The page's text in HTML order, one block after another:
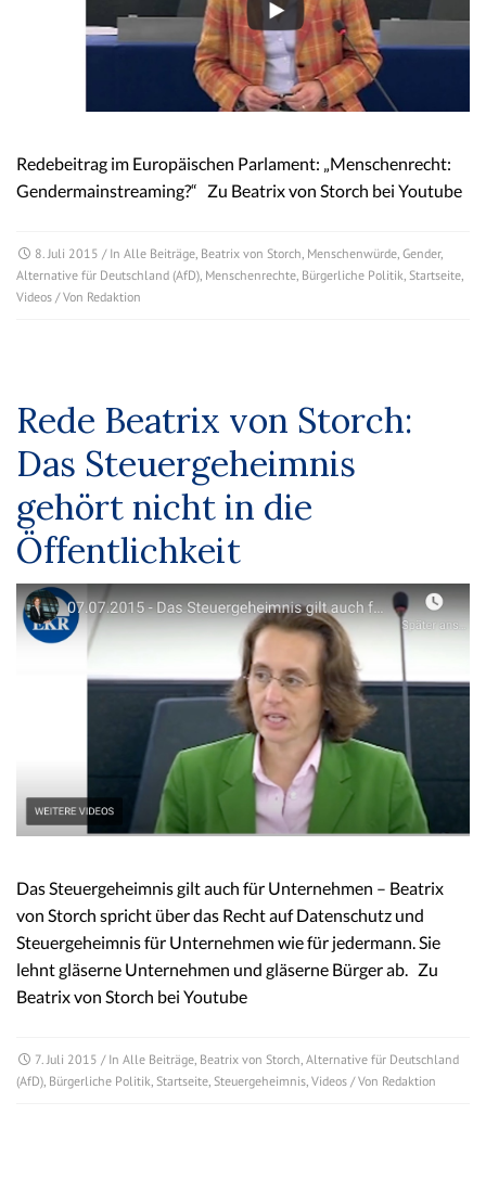
Redebeitrag im Europäischen Parlament: „Menschenrecht:
Gendermainstreaming?“ Zu Beatrix von Storch bei Youtube
8. Juli 2015 / In Alle Beiträge, Beatrix von Storch, Menschenwürde, Gender,
Alternative für Deutschland (AfD), Menschenrechte, Bürgerliche Politik, Startseite,
Videos / Von Redaktion
Rede Beatrix von Storch:
Das Steuergeheimnis
gehört nicht in die
Öffentlichkeit
Das Steuergeheimnis gilt auch für Unternehmen – Beatrix
von Storch spricht über das Recht auf Datenschutz und
Steuergeheimnis für Unternehmen wie für jedermann. Sie
lehnt gläserne Unternehmen und gläserne Bürger ab. Zu
Beatrix von Storch bei Youtube
7. Juli 2015 / In Alle Beiträge Beatrix von Storch Alternative für Deutschland
(AfD) Bürgerliche Politik Startseite Steuergeheimnis Videos / Von Redaktion